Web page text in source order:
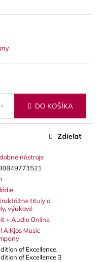
DO KOŠÍKA
nástroje
tituly a
, výukové
+ Audio Online
A.Kjos Music
of Excellence,
of Excellence 3
Zdieľať